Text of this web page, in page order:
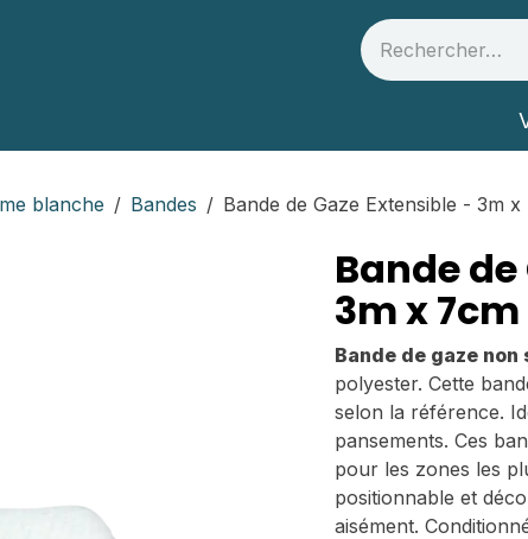
blanche Bandes Bande de Gaze Extensible - 3m
Bande
3m x
Bande de gaze
polyester. Cette
selon la référence.
pansements. Ces
pour les zones les
positionnable et
aisément.